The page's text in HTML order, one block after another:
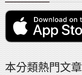
本分類熱門文章